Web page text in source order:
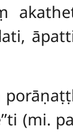
(mi.